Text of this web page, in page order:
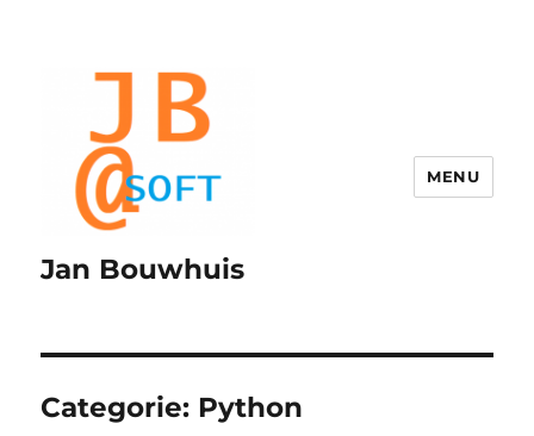
Jan Bouwhuis
MENU
Categorie: Python